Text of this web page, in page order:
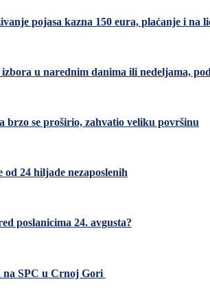
pojasa kazna 150 eura, plaćanje i na
u narednim danima ili nedeljama,
brzo se proširio, zahvatio veliku površinu
24 hiljade nezaposlenih
poslanicima 24. avgusta?
na SPC u Crnoj Gori